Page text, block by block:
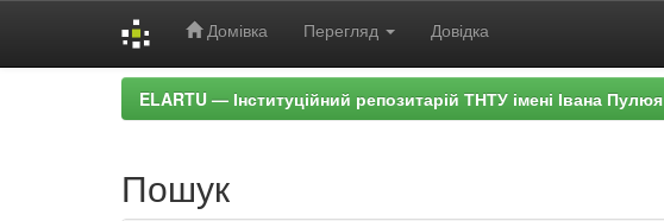
Домівка Перегляд Довідка
ELARTU — Інституційний репозитарій ТНТУ імені Івана Пулюя
Пошук